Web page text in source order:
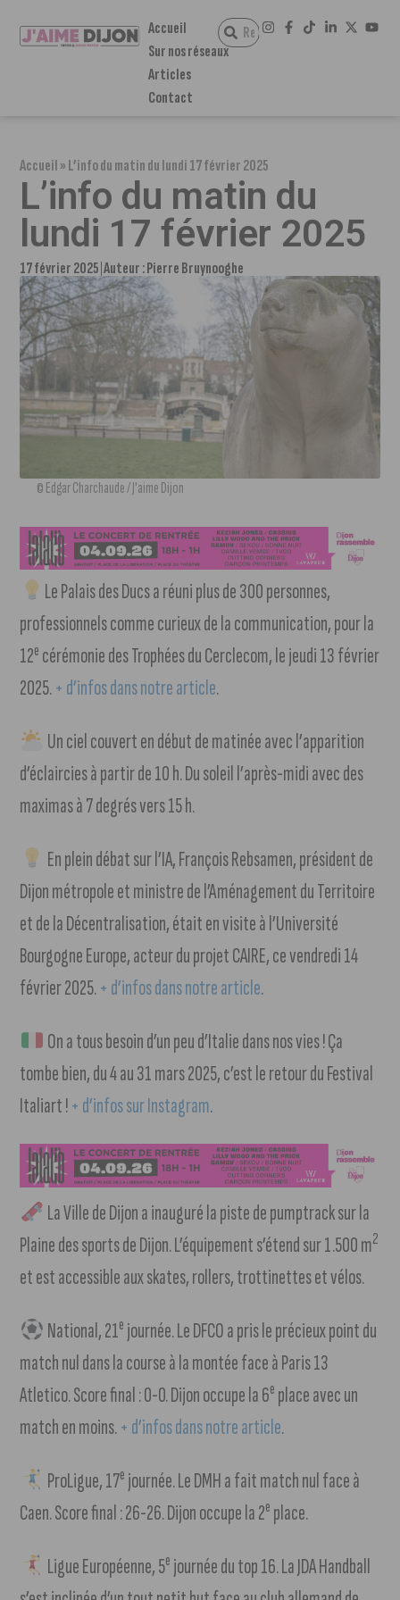
Accueil
Sur nos réseaux
Articles
Contact
Accueil»L’info du matin du lundi 17 février 2025
L’info du matin du
lundi 17 février 2025
17 février 2025 Auteur :Pierre Bruynooghe
© Edgar Charchaude / J'aime Dijon
Le Palais des Ducs a réuni plus de 300 personnes,
professionnels comme curieux de la communication, pour la
12e cérémonie des Trophées du Cerclecom, le jeudi 13 février
2025.+ d’infos dans notre article.
Un ciel couvert en début de matinée avec l’apparition
d’éclaircies à partir de 10 h. Du soleil l’après-midi avec des
maximas à 7 degrés vers 15 h.
En plein débat sur l’IA, François Rebsamen, président de
Dijon métropole et ministre de l’Aménagement du Territoire
et de la Décentralisation, était en visite à l’Université
Bourgogne Europe, acteur du projet CAIRE, ce vendredi 14
février 2025.+ d’infos dans notre article.
On a tous besoin d’un peu d’Italie dans nos vies ! Ça
tombe bien, du 4 au 31 mars 2025, c’est le retour du Festival
Italiart !+ d’infos sur Instagram.
La Ville de Dijon a inauguré la piste de pumptrack sur la
Plaine des sports de Dijon. L’équipement s’étend sur 1.500 m2
et est accessible aux skates, rollers, trottinettes et vélos.
National, 21e journée. Le DFCO a pris le précieux point du
match nul dans la course à la montée face à Paris 13
Atletico. Score final : 0-0. Dijon occupe la 6e place avec un
match en moins.+ d’infos dans notre article.
ProLigue, 17e journée. Le DMH a fait match nul face à
Caen. Score final : 26-26. Dijon occupe la 2e place.
Ligue Européenne, 5e journée du top 16. La JDA Handball